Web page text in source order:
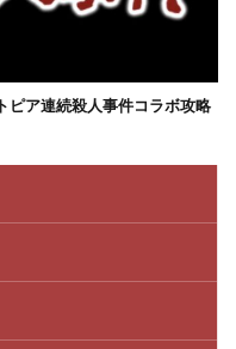
ア連続殺人事件コラボ攻略